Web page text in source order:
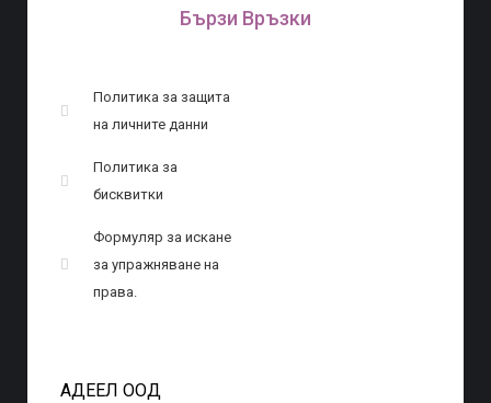
Бързи Връзки
Политика за защита
на личните данни
Политика за
бисквитки
Формуляр за искане
за упражняване на
права.
АДЕЕЛ ООД